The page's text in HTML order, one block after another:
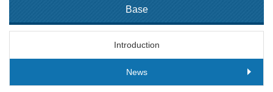
Base
Introduction
News